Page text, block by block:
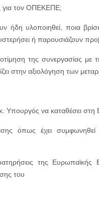
για τον ΟΠΕΚΕΠΕ;
ήδη υλοποιηθεί, ποια
ή παρουσιάζουν
της συνεργασίας με
στην αξιολόγηση των
Υπουργός να καταθέσει στη
όπως έχει
της Ευρωπαϊκής
του